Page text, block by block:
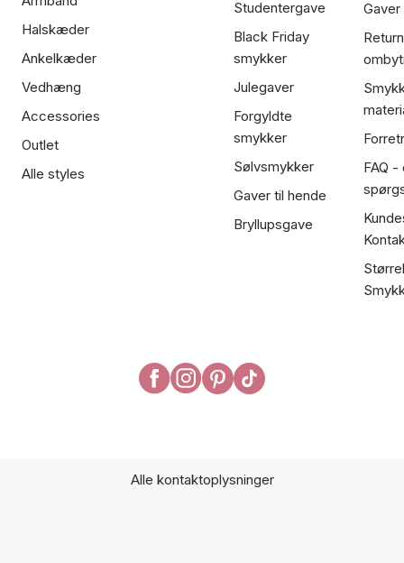
Halskæder
Ankelkæder
Vedhæng
Accessories
Outlet
Alle styles
Studentergave
Black Friday
smykker
Julegaver
Forgyldte
smykker
Sølvsmykker
Gaver til hende
Bryllupsgave
FAQ
Alle kontaktoplysninger